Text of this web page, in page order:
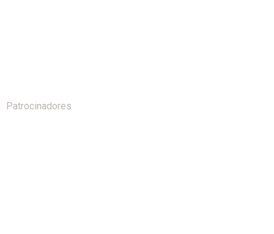
Patrocinadores